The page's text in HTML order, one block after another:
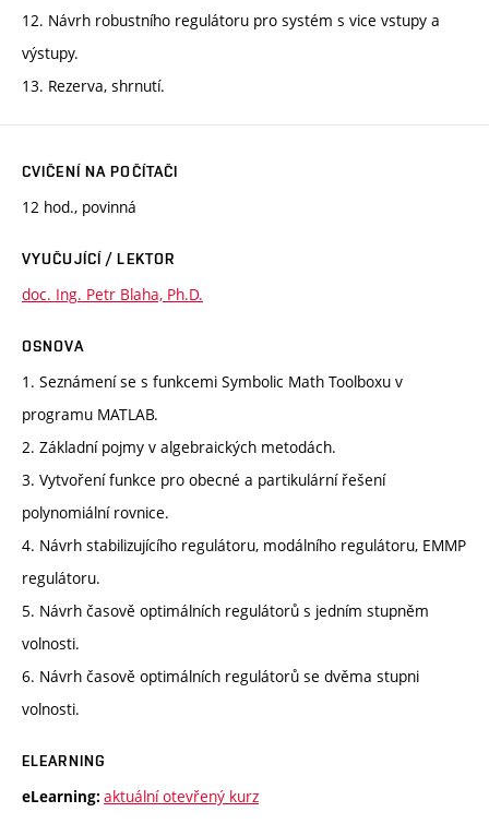
12. Návrh robustního regulátoru pro systém s vice vstupy a
výstupy.
13. Rezerva, shrnutí.
CVIČENÍ NA POČÍTAČI
12 hod., povinná
VYUČUJÍCÍ / LEKTOR
doc. Ing. Petr Blaha, Ph.D.
OSNOVA
1. Seznámení se s funkcemi Symbolic Math Toolboxu v
programu MATLAB.
2. Základní pojmy v algebraických metodách.
3. Vytvoření funkce pro obecné a partikulární řešení
polynomiální rovnice.
4. Návrh stabilizujícího regulátoru, modálního regulátoru, EMMP
regulátoru.
5. Návrh časově optimálních regulátorů s jedním stupněm
volnosti.
6. Návrh časově optimálních regulátorů se dvěma stupni
volnosti.
ELEARNING
eLearning: aktuální otevřený kurz